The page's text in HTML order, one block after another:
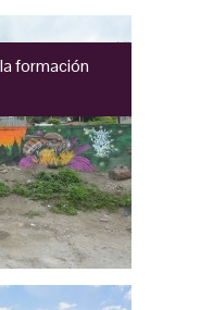
formación